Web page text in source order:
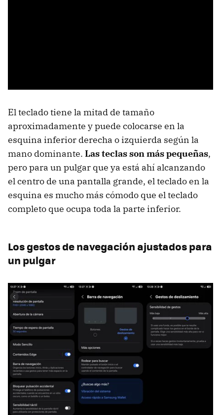
El teclado tiene la mitad de tamaño
aproximadamente y puede colocarse en la
esquina inferior derecha o izquierda según la
mano dominante. Las teclas son más pequeñas,
pero para un pulgar que ya está ahí alcanzando
el centro de una pantalla grande, el teclado en la
esquina es mucho más cómodo que el teclado
completo que ocupa toda la parte inferior.
Los gestos de navegación ajustados para
un pulgar